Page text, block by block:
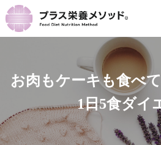
お肉もケーキも食べ
1日5食ダイ